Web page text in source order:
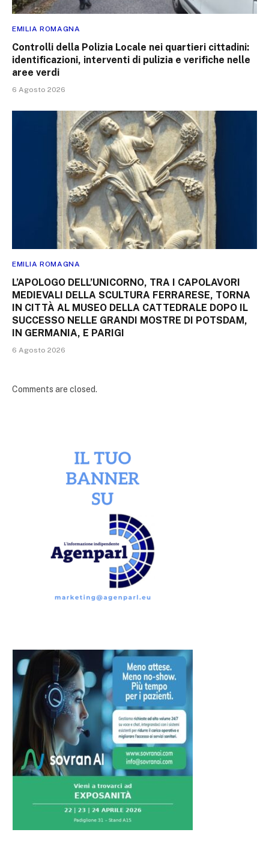
EMILIA ROMAGNA
Controlli della Polizia Locale nei quartieri cittadini:
identificazioni, interventi di pulizia e verifiche nelle
aree verdi
6 Agosto 2026
EMILIA ROMAGNA
L’APOLOGO DELL’UNICORNO, TRA I CAPOLAVORI
MEDIEVALI DELLA SCULTURA FERRARESE, TORNA
IN CITTÀ AL MUSEO DELLA CATTEDRALE DOPO IL
SUCCESSO NELLE GRANDI MOSTRE DI POTSDAM,
IN GERMANIA, E PARIGI
6 Agosto 2026
Comments are closed.